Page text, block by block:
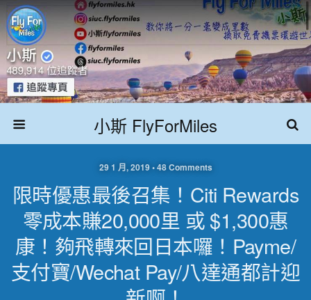
小斯 FlyForMiles
29 1 月, 2019 • 48 Comments
限時優惠最後召集！Citi Rewards
零成本賺20,000里 或 $1,300惠
康！夠飛轉來回日本囉！Payme/
支付寶/Wechat Pay/八達通都計迎